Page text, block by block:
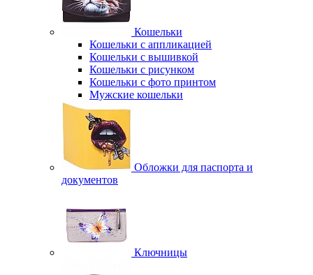
Кошельки
Кошельки с аппликацией
Кошельки с вышивкой
Кошельки с рисунком
Кошельки с фото принтом
Мужские кошельки
Обложки для паспорта и
документов
Ключницы